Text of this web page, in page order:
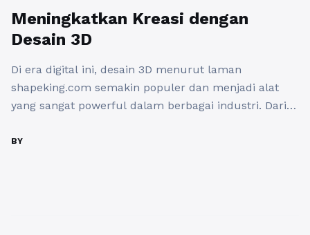
Meningkatkan Kreasi dengan
Desain 3D
Di era digital ini, desain 3D menurut laman
shapeking.com semakin populer dan menjadi alat
yang sangat powerful dalam berbagai industri. Dari
3D memungkinkan kita menciptakan visual yang
BY